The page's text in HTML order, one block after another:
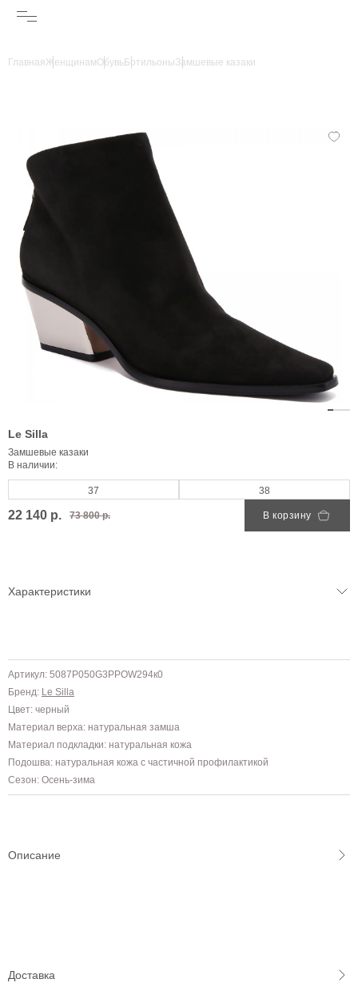
ГлавнаяЖенщинамОбувьБотильоныЗамшевые казаки
Le Silla
Замшевые казаки
В наличии:
37 38
22 140 р. 73 800 р. В корзину
Характеристики
Артикул: 5087P050G3PPOW294к0
Бренд: Le Silla
Цвет: черный
Материал верха: натуральная замша
Материал подкладки: натуральная кожа
Подошва: натуральная кожа с частичной профилактикой
Сезон: Осень-зима
Описание
Доставка